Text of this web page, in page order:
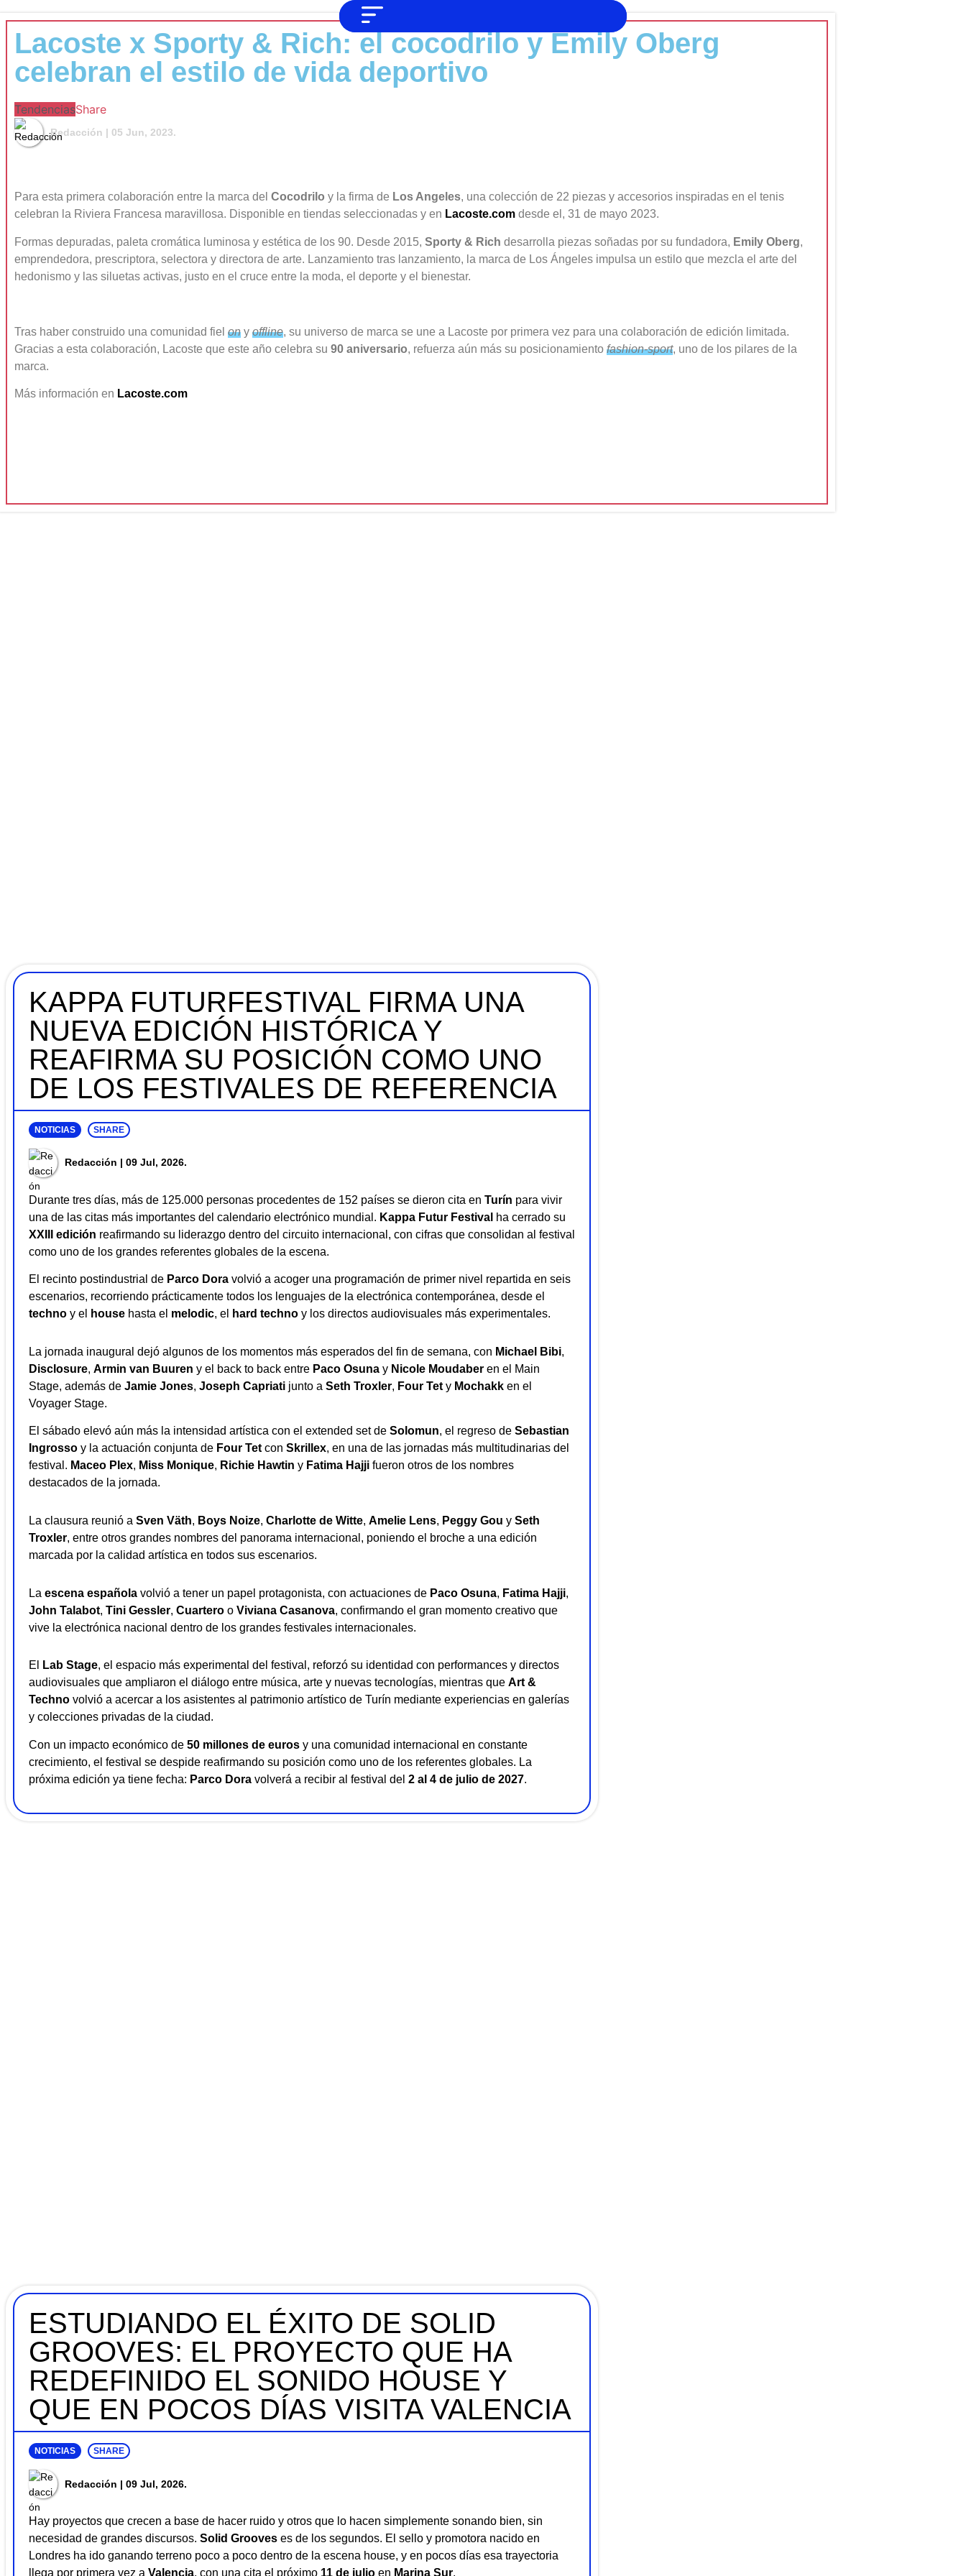
Noticias
Tendencias
Mix series
Barras Del Mes
Música
NO SOMOS CHAT GPT, PERO IGUAL
TAMBIÉN TE PODEMOS AYUDAR
Lacoste x Sporty & Rich: el cocodrilo y Emily Oberg
celebran el estilo de vida deportivo
TendenciasShare
Redacción | 05 Jun, 2023.
Para esta primera colaboración entre la marca del Cocodrilo y la firma de Los Angeles, una colección de 22 piezas y accesorios inspiradas en el tenis
celebran la Riviera Francesa maravillosa. Disponible en tiendas seleccionadas y en Lacoste.com desde el, 31 de mayo 2023.
Formas depuradas, paleta cromática luminosa y estética de los 90. Desde 2015, Sporty & Rich desarrolla piezas soñadas por su fundadora, Emily Oberg,
emprendedora, prescriptora, selectora y directora de arte. Lanzamiento tras lanzamiento, la marca de Los Ángeles impulsa un estilo que mezcla el arte del
hedonismo y las siluetas activas, justo en el cruce entre la moda, el deporte y el bienestar.
Tras haber construido una comunidad fiel on y offline, su universo de marca se une a Lacoste por primera vez para una colaboración de edición limitada.
Gracias a esta colaboración, Lacoste que este año celebra su 90 aniversario, refuerza aún más su posicionamiento fashion-sport, uno de los pilares de la
marca.
Más información en Lacoste.com
KAPPA FUTURFESTIVAL FIRMA UNA
NUEVA EDICIÓN HISTÓRICA Y
REAFIRMA SU POSICIÓN COMO UNO
DE LOS FESTIVALES DE REFERENCIA
NOTICIAS SHARE
Redacción | 09 Jul, 2026.
Durante tres días, más de 125.000 personas procedentes de 152 países se dieron cita en Turín para vivir
una de las citas más importantes del calendario electrónico mundial. Kappa Futur Festival ha cerrado su
XXIII edición reafirmando su liderazgo dentro del circuito internacional, con cifras que consolidan al festival
como uno de los grandes referentes globales de la escena.
El recinto postindustrial de Parco Dora volvió a acoger una programación de primer nivel repartida en seis
escenarios, recorriendo prácticamente todos los lenguajes de la electrónica contemporánea, desde el
techno y el house hasta el melodic, el hard techno y los directos audiovisuales más experimentales.
La jornada inaugural dejó algunos de los momentos más esperados del fin de semana, con Michael Bibi,
Disclosure, Armin van Buuren y el back to back entre Paco Osuna y Nicole Moudaber en el Main
Stage, además de Jamie Jones, Joseph Capriati junto a Seth Troxler, Four Tet y Mochakk en el
Voyager Stage.
El sábado elevó aún más la intensidad artística con el extended set de Solomun, el regreso de Sebastian
Ingrosso y la actuación conjunta de Four Tet con Skrillex, en una de las jornadas más multitudinarias del
festival. Maceo Plex, Miss Monique, Richie Hawtin y Fatima Hajji fueron otros de los nombres
destacados de la jornada.
La clausura reunió a Sven Väth, Boys Noize, Charlotte de Witte, Amelie Lens, Peggy Gou y Seth
Troxler, entre otros grandes nombres del panorama internacional, poniendo el broche a una edición
marcada por la calidad artística en todos sus escenarios.
La escena española volvió a tener un papel protagonista, con actuaciones de Paco Osuna, Fatima Hajji,
John Talabot, Tini Gessler, Cuartero o Viviana Casanova, confirmando el gran momento creativo que
vive la electrónica nacional dentro de los grandes festivales internacionales.
El Lab Stage, el espacio más experimental del festival, reforzó su identidad con performances y directos
audiovisuales que ampliaron el diálogo entre música, arte y nuevas tecnologías, mientras que Art &
Techno volvió a acercar a los asistentes al patrimonio artístico de Turín mediante experiencias en galerías
y colecciones privadas de la ciudad.
Con un impacto económico de 50 millones de euros y una comunidad internacional en constante
crecimiento, el festival se despide reafirmando su posición como uno de los referentes globales. La
próxima edición ya tiene fecha: Parco Dora volverá a recibir al festival del 2 al 4 de julio de 2027.
ESTUDIANDO EL ÉXITO DE SOLID
GROOVES: EL PROYECTO QUE HA
REDEFINIDO EL SONIDO HOUSE Y
QUE EN POCOS DÍAS VISITA VALENCIA
NOTICIAS SHARE
Redacción | 09 Jul, 2026.
Hay proyectos que crecen a base de hacer ruido y otros que lo hacen simplemente sonando bien, sin
necesidad de grandes discursos. Solid Grooves es de los segundos. El sello y promotora nacido en
Londres ha ido ganando terreno poco a poco dentro de la escena house, y en pocos días esa trayectoria
llega por primera vez a Valencia, con una cita el próximo 11 de julio en Marina Sur.